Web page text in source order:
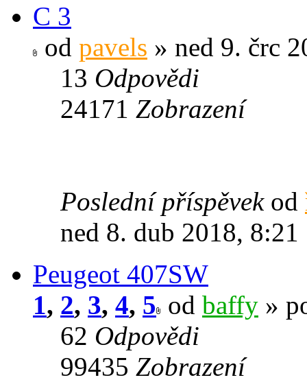
C 3
od pavels » ned 9. črc
13 Odpovědi
24171 Zobrazení
Poslední příspěvek od
ned 8. dub 2018, 8:21
Peugeot 407SW
1, 2, 3, 4, 5 od baffy »
62 Odpovědi
99435 Zobrazení